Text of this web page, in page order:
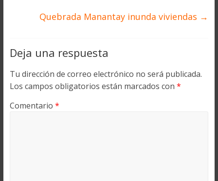
Quebrada Manantay inunda viviendas →
Deja una respuesta
Tu dirección de correo electrónico no será publicada.
Los campos obligatorios están marcados con *
Comentario *